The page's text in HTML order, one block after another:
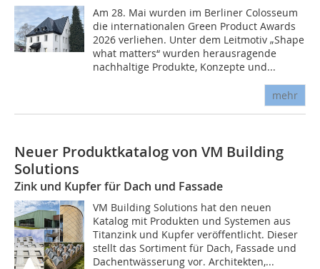
Am 28. Mai wurden im Berliner Colosseum
die internationalen Green Product Awards
2026 verliehen. Unter dem Leitmotiv „Shape
what matters“ wurden herausragende
nachhaltige Produkte, Konzepte und...
mehr
Neuer Produktkatalog von VM Building
Solutions
Zink und Kupfer für Dach und Fassade
VM Building Solutions hat den neuen
Katalog mit Produkten und Systemen aus
Titanzink und Kupfer veröffentlicht. Dieser
stellt das Sortiment für Dach, Fassade und
Dachentwässerung vor. Architekten,...